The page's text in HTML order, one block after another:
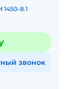
1450-8.1
звонок